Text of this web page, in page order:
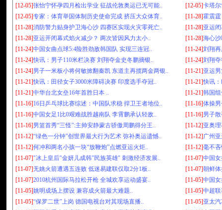
[12-05]张怡宁怀孕四月检出学业 征战伦敦奥运已无可能.. [12-05]卡塔
[12-05]专家：体育举国体制历史使命完成 挤压大众体育.. [11-28]霍震
[11-28]消防警力贴身护卫海心沙 四赛区实现火灾零死亡.. [11-28]亚运
[11-28]亚运开闭幕式焰火减少？ 两次皆因风力太小.. [11-28]海心
[11-24]中国女曲点球5:4险胜劲敌韩国队 实现三连冠.. [11-24]刘翔
[11-24]快讯：男子110米栏决赛 刘翔夺金史冬鹏摘银.. [11-24]刘翔
[11-24]男子一米板小将何敏掀翻秦凯 东道主再揽两金两银.. [11-21]亚运
[11-21]快讯：田径女子3000米障碍决赛 印度选手夺冠.. [11-21]快讯：
[11-21]中华台北女垒16年首胜日本 .. [11-21]韩国
[11-16]16日乒乓球比赛综述：中国队求稳 捍卫王者地位.. [11-16]体操
[11-16]中国女足1比0艰难战胜越南队 李霄鹏承认轻敌.. [11-16]男子
[11-16]男篮首秀“三怪”:主帅安静蒙古骄傲周鹏得分王.. [11-12]亚奥
[11-12]“绿色一分钟”创世界最大行为艺术 弥补奥运遗憾.. [11-12]广州
[11-12]何冲和两名小孩一块“放鞭炮”点燃亚运火炬.. [11-12]毫不吝
[11-07]"冰上皇后"金妍儿成韩"民族英雄" 刺激经济发展.. [11-07]中国
[11-07]无姚火箭遭遇五连败 低迷易建联仅取2分1板.. [11-07]朝鲜
[11-07]2010杭州国际马拉松开枪 全城欢享运动盛宴.. [11-05]中国
[11-05]姚明成场上摆设 兼容成火箭最大难题.. [11-05]中超
[11-05]“保罗二世”上岗 德国电视台对其现场直播.. [11-05]亚太